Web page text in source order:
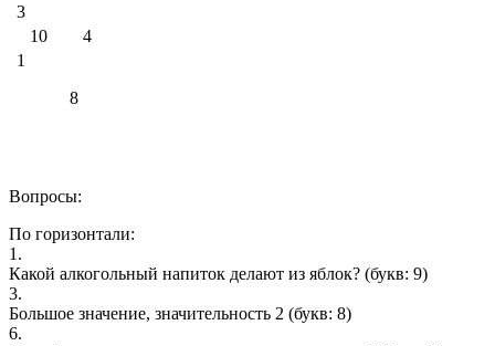
3
10
4
1
8
Вопросы:
По горизонтали:
1.
Какой алкогольный напиток делают из яблок? (букв: 9)
3.
Большое значение, значительность 2 (букв: 8)
6.